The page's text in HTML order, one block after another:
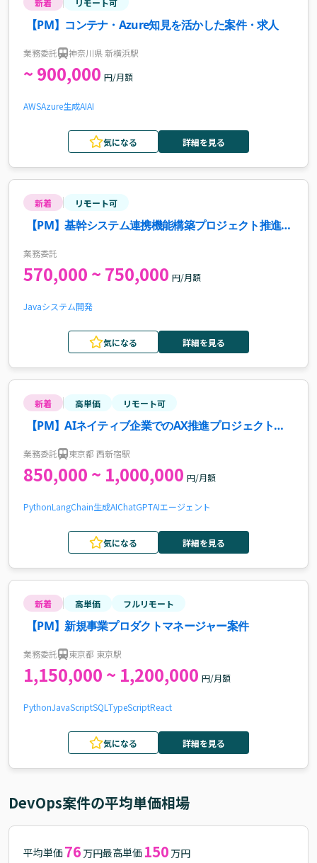
【PM】コンテナ・Azure知見を活かした案件・求人
業務委託 神奈川県 新横浜駅
~ 900,000 円/月額
AWSAzure生成AIAI
気になる 詳細を見る
新着 リモート可
【PM】基幹システム連携機能構築プロジェクト推進案
業務委託
570,000 ~ 750,000 円/月額
Javaシステム開発
気になる 詳細を見る
新着 高単価 リモート可
【PM】AIネイティブ企業でのAX推進プロジェクトマ
業務委託 東京都 西新宿駅
850,000 ~ 1,000,000 円/月額
PythonLangChain生成AIChatGPTAIエージェント
気になる 詳細を見る
新着 高単価 フルリモート
【PM】新規事業プロダクトマネージャー案件
業務委託 東京都 東京駅
1,150,000 ~ 1,200,000 円/月額
PythonJavaScriptSQL TypeScriptReact
気になる 詳細を見る
DevOps案件の平均単価相場
平均単価 76 万円最高単価 150 万円